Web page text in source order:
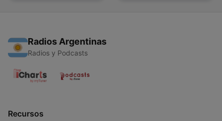
Radios Argentinas
Radios y Podcasts
Recursos